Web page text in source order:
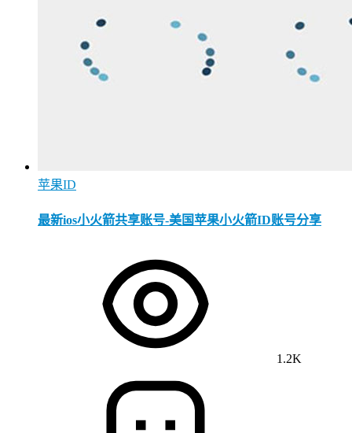
苹果ID
最新ios小火箭共享账号-美国苹果小火箭ID账号分享
1.2K